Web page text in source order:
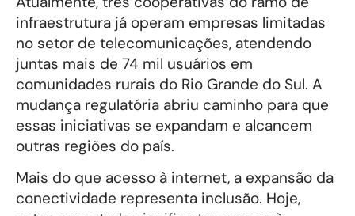
infraestrutura já operam empresas limitadas
no setor de telecomunicações, atendendo
juntas mais de 74 mil usuários em
comunidades rurais do Rio Grande do Sul. A
mudança regulatória abriu caminho para que
essas iniciativas se expandam e alcancem
outras regiões do país.
Mais do que acesso à internet, a expansão da
conectividade representa inclusão. Hoje,